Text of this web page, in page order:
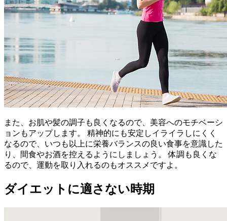
また、お肌や髪の調子も良くなるので、美容へのモチベーシ
ョンもアップします。 精神的にも安定しイライラしにくく
なるので、いつも以上に栄養バランスの良い食事を意識した
り、間食やお酒を控えるようにしましょう。 体調も良くな
るので、運動を取り入れるのもオススメですよ。
ダイエットに適さない時期